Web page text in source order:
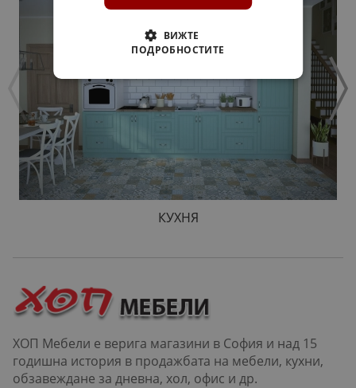
КУХНЯ
ХОП Мебели е верига магазини в София и над 15
годишна история в продажбата на мебели, кухни,
обзавеждане за дневна, хол, офис и др.
ВИЖТЕ
ПОДРОБНОСТИТЕ